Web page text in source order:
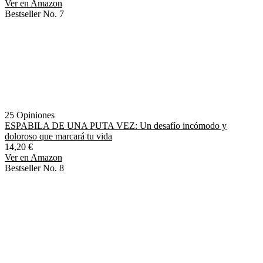
Ver en Amazon
Bestseller No. 7
25 Opiniones
ESPABILA DE UNA PUTA VEZ: Un desafío incómodo y
doloroso que marcará tu vida
14,20 €
Ver en Amazon
Bestseller No. 8